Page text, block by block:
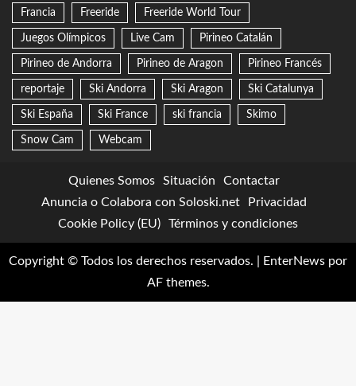
Francia Freeride Freeride World Tour
Juegos Olímpicos Live Cam Pirineo Catalán
Pirineo de Andorra Pirineo de Aragon Pirineo Francés
reportaje Ski Andorra Ski Aragon Ski Catalunya
Ski España Ski France ski francia Skimo
Snow Cam Webcam
Quienes Somos Situación
Contactar
Anuncia o Colabora con Soloski.net
Privacidad
Cookie Policy (EU)
Términos y condiciones
Copyright © Todos los derechos reservados. EnterNews por
AF themes.